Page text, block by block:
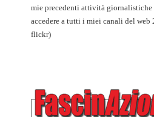
mie precedenti attività giornalistiche
accedere a tutti i miei canali del
flickr)